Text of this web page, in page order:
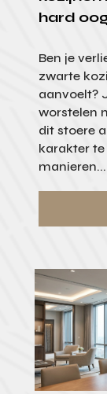
hard
Ben je
zwarte
aanvoelt?
worstelen
dit stoere
karakter
manieren...